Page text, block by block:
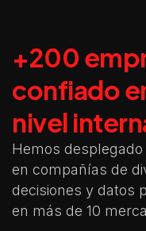
+200
confiado
nivel
Hemos
en compañías de
decisiones y datos
en más de 10